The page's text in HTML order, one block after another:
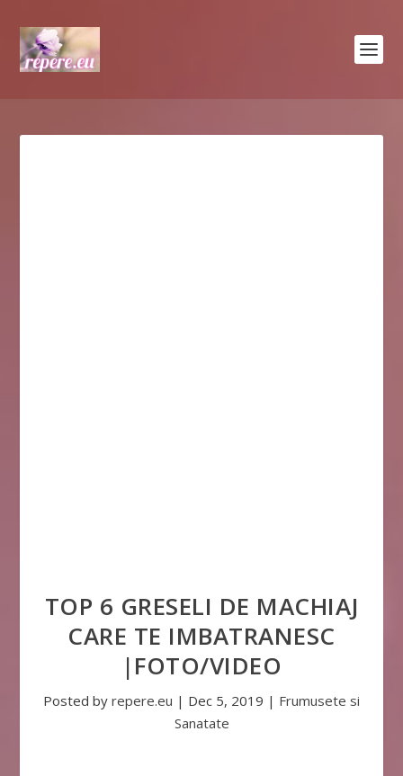
TOP 6 GRESELI DE MACHIAJ
CARE TE IMBATRANESC
|FOTO/VIDEO
Posted by repere.eu | Dec 5, 2019 | Frumusete si
Sanatate